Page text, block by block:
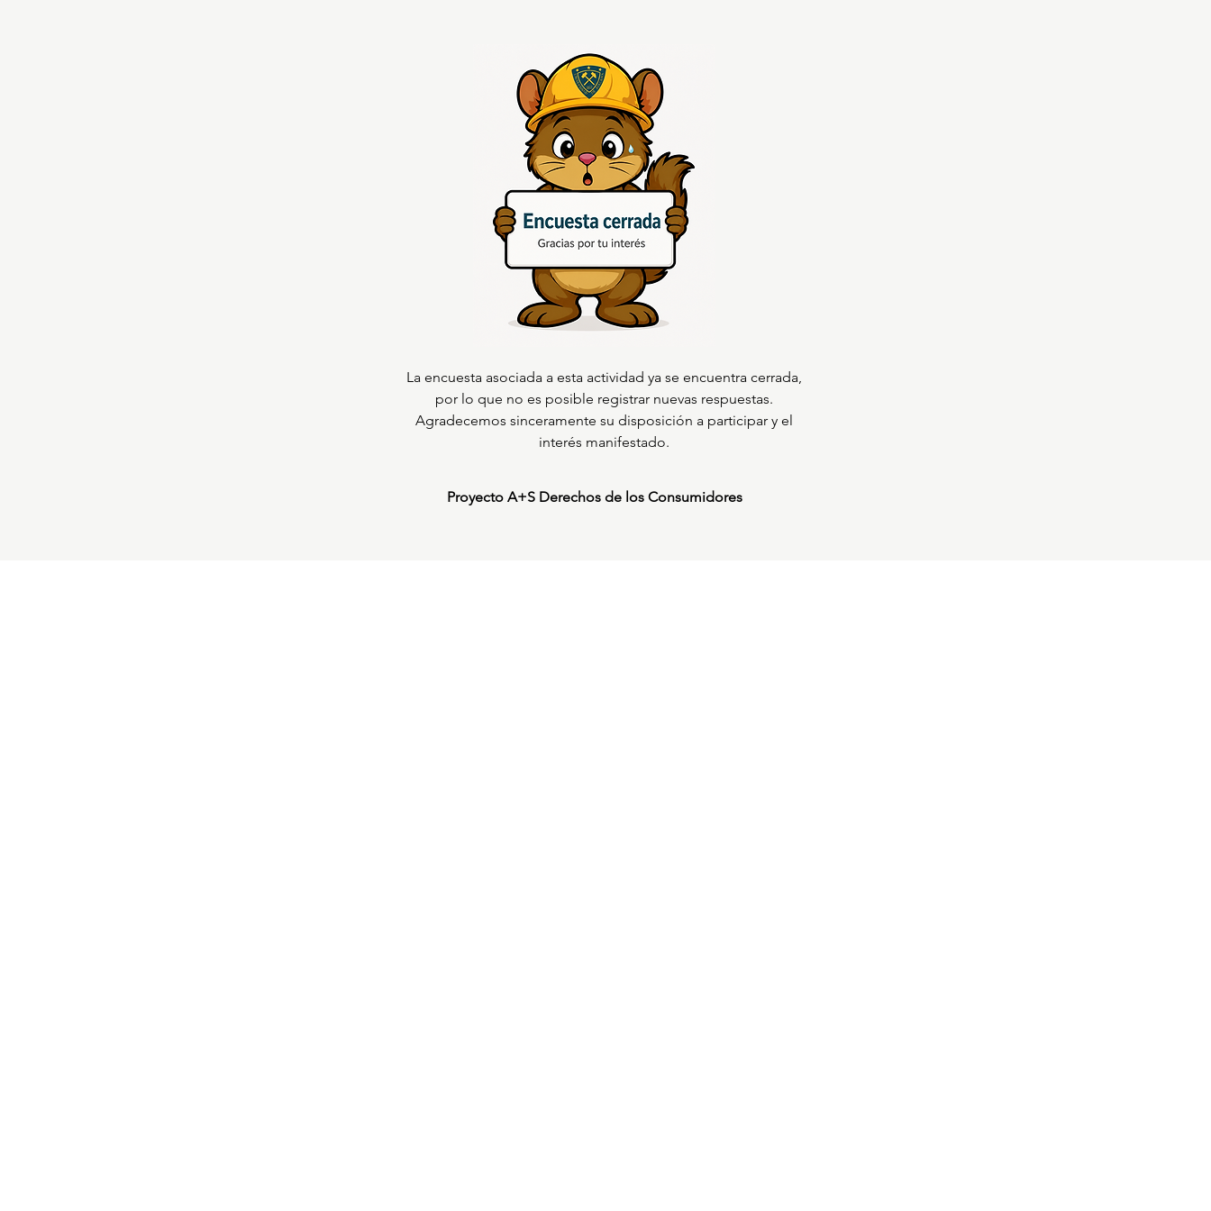
La encuesta asociada a esta actividad ya se encuentra cerrada,
por lo que no es posible registrar nuevas respuestas.
Agradecemos sinceramente su disposición a participar y el
interés manifestado.
Proyecto A+S Derechos de los Consumidores